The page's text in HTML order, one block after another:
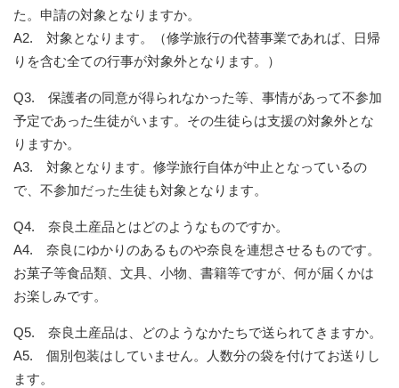
た。申請の対象となりますか。
A2. 対象となります。（修学旅行の代替事業であれば、日帰
りを含む全ての行事が対象外となります。）
Q3. 保護者の同意が得られなかった等、事情があって不参加
予定であった生徒がいます。その生徒らは支援の対象外とな
りますか。
A3. 対象となります。修学旅行自体が中止となっているの
で、不参加だった生徒も対象となります。
Q4. 奈良土産品とはどのようなものですか。
A4. 奈良にゆかりのあるものや奈良を連想させるものです。
お菓子等食品類、文具、小物、書籍等ですが、何が届くかは
お楽しみです。
Q5. 奈良土産品は、どのようなかたちで送られてきますか。
A5. 個別包装はしていません。人数分の袋を付けてお送りし
ます。